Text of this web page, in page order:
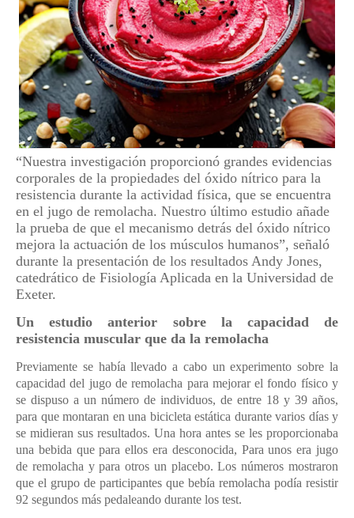
“Nuestra investigación proporcionó grandes evidencias
corporales de la propiedades del óxido nítrico para la
resistencia durante la actividad física, que se encuentra
en el jugo de remolacha. Nuestro último estudio añade
la prueba de que el mecanismo detrás del óxido nítrico
mejora la actuación de los músculos humanos”, señaló
durante la presentación de los resultados Andy Jones,
catedrático de Fisiología Aplicada en la Universidad de
Exeter.
Un estudio anterior sobre la capacidad de
resistencia muscular que da la remolacha
Previamente se había llevado a cabo un experimento sobre la
capacidad del jugo de remolacha para mejorar el fondo físico y
se dispuso a un número de individuos, de entre 18 y 39 años,
para que montaran en una bicicleta estática durante varios días y
se midieran sus resultados. Una hora antes se les proporcionaba
una bebida que para ellos era desconocida, Para unos era jugo
de remolacha y para otros un placebo. Los números mostraron
que el grupo de participantes que bebía remolacha podía resistir
92 segundos más pedaleando durante los test.